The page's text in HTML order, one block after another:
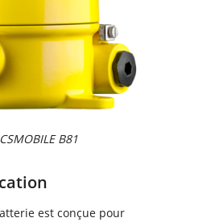
B81
est conçue pour